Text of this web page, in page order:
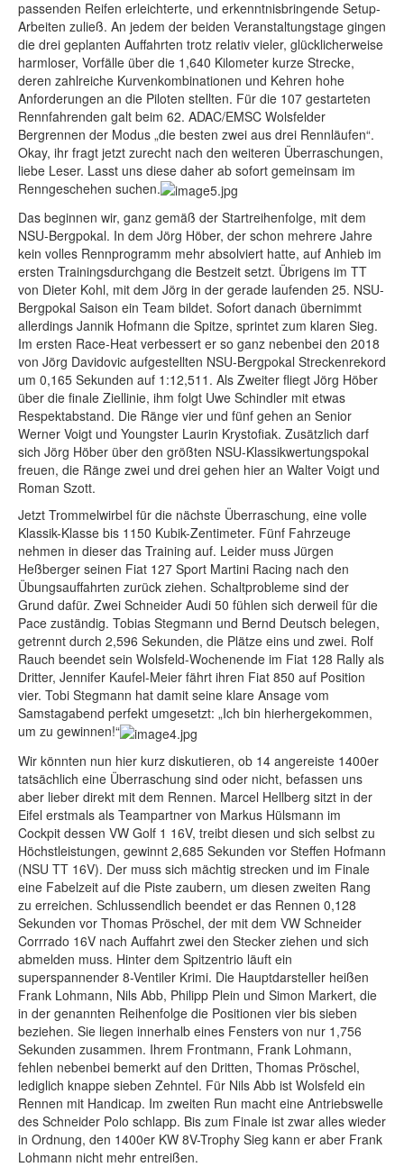
passenden Reifen erleichterte, und erkenntnisbringende Setup-
Arbeiten zuließ. An jedem der beiden Veranstaltungstage gingen
die drei geplanten Auffahrten trotz relativ vieler, glücklicherweise
harmloser, Vorfälle über die 1,640 Kilometer kurze Strecke,
deren zahlreiche Kurvenkombinationen und Kehren hohe
Anforderungen an die Piloten stellten. Für die 107 gestarteten
Rennfahrenden galt beim 62. ADAC/EMSC Wolsfelder
Bergrennen der Modus „die besten zwei aus drei Rennläufen“.
Okay, ihr fragt jetzt zurecht nach den weiteren Überraschungen,
liebe Leser. Lasst uns diese daher ab sofort gemeinsam im
Renngeschehen suchen.
Das beginnen wir, ganz gemäß der Startreihenfolge, mit dem
NSU-Bergpokal. In dem Jörg Höber, der schon mehrere Jahre
kein volles Rennprogramm mehr absolviert hatte, auf Anhieb im
ersten Trainingsdurchgang die Bestzeit setzt. Übrigens im TT
von Dieter Kohl, mit dem Jörg in der gerade laufenden 25. NSU-
Bergpokal Saison ein Team bildet. Sofort danach übernimmt
allerdings Jannik Hofmann die Spitze, sprintet zum klaren Sieg.
Im ersten Race-Heat verbessert er so ganz nebenbei den 2018
von Jörg Davidovic aufgestellten NSU-Bergpokal Streckenrekord
um 0,165 Sekunden auf 1:12,511. Als Zweiter fliegt Jörg Höber
über die finale Ziellinie, ihm folgt Uwe Schindler mit etwas
Respektabstand. Die Ränge vier und fünf gehen an Senior
Werner Voigt und Youngster Laurin Krystofiak. Zusätzlich darf
sich Jörg Höber über den größten NSU-Klassikwertungspokal
freuen, die Ränge zwei und drei gehen hier an Walter Voigt und
Roman Szott.
Jetzt Trommelwirbel für die nächste Überraschung, eine volle
Klassik-Klasse bis 1150 Kubik-Zentimeter. Fünf Fahrzeuge
nehmen in dieser das Training auf. Leider muss Jürgen
Heßberger seinen Fiat 127 Sport Martini Racing nach den
Übungsauffahrten zurück ziehen. Schaltprobleme sind der
Grund dafür. Zwei Schneider Audi 50 fühlen sich derweil für die
Pace zuständig. Tobias Stegmann und Bernd Deutsch belegen,
getrennt durch 2,596 Sekunden, die Plätze eins und zwei. Rolf
Rauch beendet sein Wolsfeld-Wochenende im Fiat 128 Rally als
Dritter, Jennifer Kaufel-Meier fährt ihren Fiat 850 auf Position
vier. Tobi Stegmann hat damit seine klare Ansage vom
Samstagabend perfekt umgesetzt: „Ich bin hierhergekommen,
um zu gewinnen!“
Wir könnten nun hier kurz diskutieren, ob 14 angereiste 1400er
tatsächlich eine Überraschung sind oder nicht, befassen uns
aber lieber direkt mit dem Rennen. Marcel Hellberg sitzt in der
Eifel erstmals als Teampartner von Markus Hülsmann im
Cockpit dessen VW Golf 1 16V, treibt diesen und sich selbst zu
Höchstleistungen, gewinnt 2,685 Sekunden vor Steffen Hofmann
(NSU TT 16V). Der muss sich mächtig strecken und im Finale
eine Fabelzeit auf die Piste zaubern, um diesen zweiten Rang
zu erreichen. Schlussendlich beendet er das Rennen 0,128
Sekunden vor Thomas Pröschel, der mit dem VW Schneider
Corrrado 16V nach Auffahrt zwei den Stecker ziehen und sich
abmelden muss. Hinter dem Spitzentrio läuft ein
superspannender 8-Ventiler Krimi. Die Hauptdarsteller heißen
Frank Lohmann, Nils Abb, Philipp Plein und Simon Markert, die
in der genannten Reihenfolge die Positionen vier bis sieben
beziehen. Sie liegen innerhalb eines Fensters von nur 1,756
Sekunden zusammen. Ihrem Frontmann, Frank Lohmann,
fehlen nebenbei bemerkt auf den Dritten, Thomas Pröschel,
lediglich knappe sieben Zehntel. Für Nils Abb ist Wolsfeld ein
Rennen mit Handicap. Im zweiten Run macht eine Antriebswelle
des Schneider Polo schlapp. Bis zum Finale ist zwar alles wieder
in Ordnung, den 1400er KW 8V-Trophy Sieg kann er aber Frank
Lohmann nicht mehr entreißen.